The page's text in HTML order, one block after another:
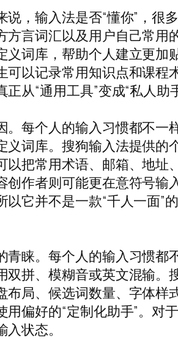
，输入法是否“懂你”，很
言词汇以及用户自己常用
词库，帮助个人建立更加
以记录常用知识点和课程
从“通用工具”变成“私人助手
每个人的输入习惯都不一
词库。搜狗输入法提供的
把常用术语、邮箱、地址
作者则可能更在意符号输
它并不是一款“千人一面”
睐。每个人的输入习惯都
拼、模糊音或英文混输。
局、候选词数量、字体样
偏好的“定制化助手”。对
状态。